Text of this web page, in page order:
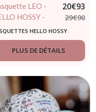
LEO -
HOSSY -
bébé et
20€93
29€90
HELLO HOSSY
PLUS DE DÉTAILS